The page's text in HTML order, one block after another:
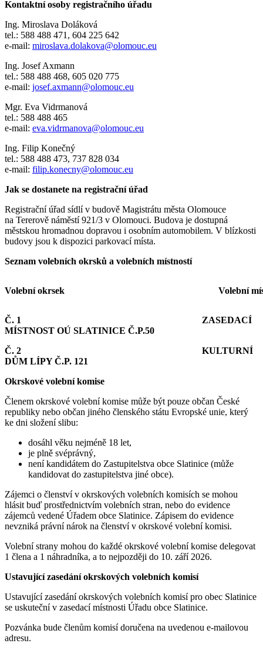
Kontaktní osoby registračního úřadu
Ing. Miroslava Doláková
tel.: 588 488 471, 604 225 642
e-mail: miroslava.dolakova@olomouc.eu
Ing. Josef Axmann
tel.: 588 488 468, 605 020 775
e-mail: josef.axmann@olomouc.eu
Mgr. Eva Vidrmanová
tel.: 588 488 465
e-mail: eva.vidrmanova@olomouc.eu
Ing. Filip Konečný
tel.: 588 488 473, 737 828 034
e-mail: filip.konecny@olomouc.eu
Jak se dostanete na registrační úřad
Registrační úřad sídlí v budově Magistrátu města Olomouce
na Tererově náměstí 921/3 v Olomouci. Budova je dostupná
městskou hromadnou dopravou i osobním automobilem. V blízkosti
budovy jsou k dispozici parkovací místa.
Seznam volebních okrsků a volebních místností
Volební okrsek Volební
Č. 1 ZASEDACÍ
MÍSTNOST OÚ SLATINICE Č.P.50
Č. 2 KULTURNÍ
DŮM LÍPY Č.P. 121
Okrskové volební komise
Členem okrskové volební komise může být pouze občan České
republiky nebo občan jiného členského státu Evropské unie, který
ke dni složení slibu:
dosáhl věku nejméně 18 let,
je plně svéprávný,
není kandidátem do Zastupitelstva obce Slatinice (může
kandidovat do zastupitelstva jiné obce).
Zájemci o členství v okrskových volebních komisích se mohou
hlásit buď prostřednictvím volebních stran, nebo do evidence
zájemců vedené Úřadem obce Slatinice. Zápisem do evidence
nevzniká právní nárok na členství v okrskové volební komisi.
Volební strany mohou do každé okrskové volební komise delegovat
1 člena a 1 náhradníka, a to nejpozději do 10. září 2026.
Ustavující zasedání okrskových volebních komisí
Ustavující zasedání okrskových volebních komisí pro obec Slatinice
se uskuteční v zasedací místnosti Úřadu obce Slatinice.
Pozvánka bude členům komisí doručena na uvedenou e-mailovou
adresu.